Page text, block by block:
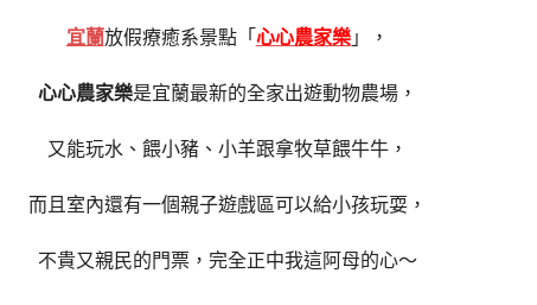
宜蘭放假療癒系景點「 心心農家樂」，
心心農家樂是宜蘭最新的全家出遊動物農場，
又能玩水、餵小豬、小羊跟拿牧草餵牛牛，
而且室內還有一個親子遊戲區可以給小孩玩耍，
不貴又親民的門票，完全正中我這阿母的心～